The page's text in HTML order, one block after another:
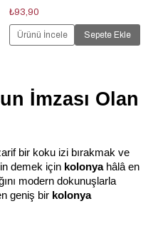
₺93,90
Ürünü İncele Sepete Ekle
İmzası Olan
bir koku izi bırakmak ve
demek için kolonya hâlâ en
modern dokunuşlarla
geniş bir kolonya